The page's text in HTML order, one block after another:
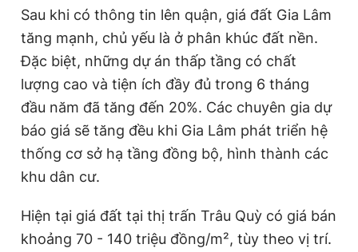
Sau khi có thông tin lên quận, giá đất Gia Lâm
tăng mạnh, chủ yếu là ở phân khúc đất nền.
Đặc biệt, những dự án thấp tầng có chất
lượng cao và tiện ích đầy đủ trong 6 tháng
đầu năm đã tăng đến 20%. Các chuyên gia dự
báo giá sẽ tăng đều khi Gia Lâm phát triển hệ
thống cơ sở hạ tầng đồng bộ, hình thành các
khu dân cư.
Hiện tại giá đất tại thị trấn Trâu Quỳ có giá bán
khoảng 70 - 140 triệu đồng/m², tùy theo vị trí.